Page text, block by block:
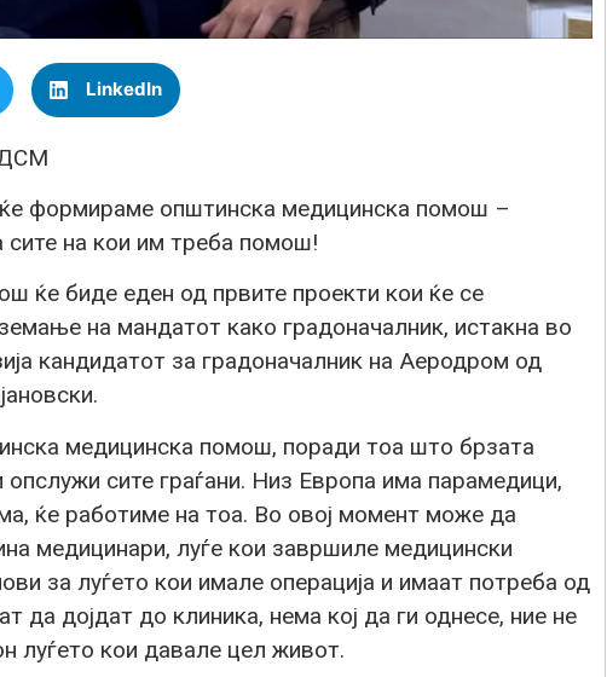
LinkedIn
формираме општинска медицинска помош –
сите на кои им треба помош!
ќе биде еден од првите проекти кои ќе се
на мандатот како градоначалник, истакна во
кандидатот за градоначалник на Аеродром од
медицинска помош, поради тоа што брзата
сите граѓани. Низ Европа има парамедици,
ќе работиме на тоа. Во овој момент може да
медицинари, луѓе кои завршиле медицински
за луѓето кои имале операција и имаат потреба од
да дојдат до клиника, нема кој да ги однесе, ние не
луѓето кои давале цел живот.